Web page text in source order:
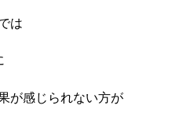
は
が感じられない方が